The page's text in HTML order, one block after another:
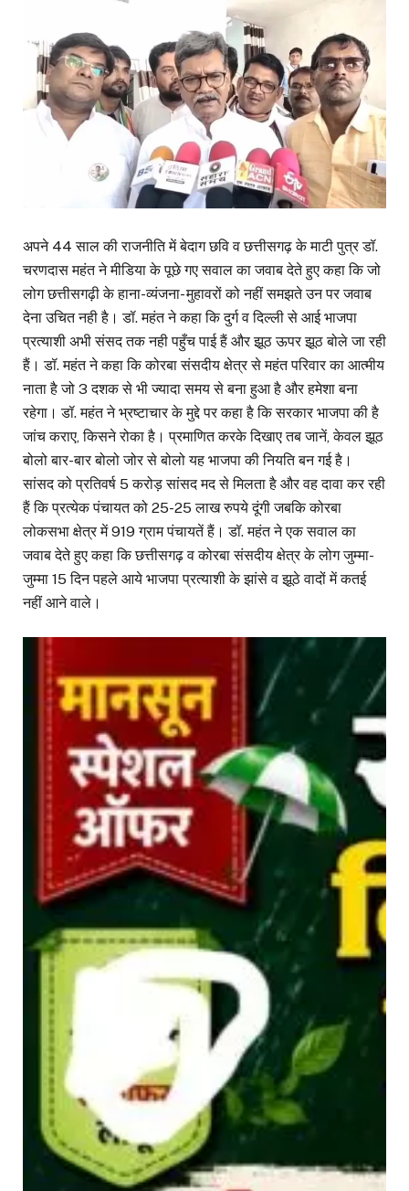
अपने 44 साल की राजनीति में बेदाग छवि व छत्तीसगढ़ के माटी पुत्र डॉ.
चरणदास महंत ने मीडिया के पूछे गए सवाल का जवाब देते हुए कहा कि जो
लोग छत्तीसगढ़ी के हाना-व्यंजना- मुहावरों को नहीं समझते उन पर जवाब
देना उचित नही है। डॉ. महंत ने कहा कि दुर्ग व दिल्ली से आई भाजपा
प्रत्याशी अभी संसद तक नही पहुँच पाई हैं और झूठ ऊपर झूठ बोले जा रही
हैं। डॉ. महंत ने कहा कि कोरबा संसदीय क्षेत्र से महंत परिवार का आत्मीय
नाता है जो 3 दशक से भी ज्यादा समय से बना हुआ है और हमेशा बना
रहेगा। डॉ. महंत ने भ्रष्टाचार के मुद्दे पर कहा है कि सरकार भाजपा की है
जांच कराए, किसने रोका है। प्रमाणित करके दिखाए तब जानें, केवल झूठ
बोलो बार-बार बोलो जोर से बोलो यह भाजपा की नियति बन गई है।
सांसद को प्रतिवर्ष 5 करोड़ सांसद मद से मिलता है और वह दावा कर रही
हैं कि प्रत्येक पंचायत को 25-25 लाख रुपये दूंगी जबकि कोरबा
लोकसभा क्षेत्र में 919 ग्राम पंचायतें हैं। डॉ. महंत ने एक सवाल का
जवाब देते हुए कहा कि छत्तीसगढ़ व कोरबा संसदीय क्षेत्र के लोग जुम्मा-
जुम्मा 15 दिन पहले आये भाजपा प्रत्याशी के झांसे व झूठे वादों में कतई
नहीं आने वाले।